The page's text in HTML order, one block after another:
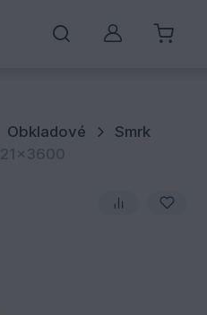
Můj účet
Obkladové
Smrk